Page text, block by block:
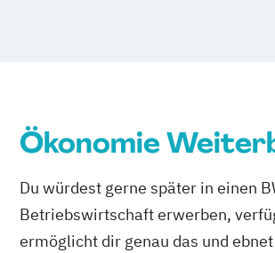
General Management
IT-
International Management (DE/EN)
Management (DE/EN)
Master of Business Administration
Ökonomie
Du würdest gerne später in einen
Betriebswirtschaft erwerben,
ermöglicht dir genau das und